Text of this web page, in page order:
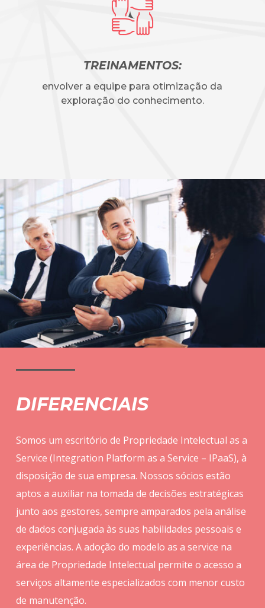
TREINAMENTOS:
envolver a equipe para otimização da
exploração do conhecimento.
DIFERENCIAIS
Somos um escritório de Propriedade Intelectual as a
Service (Integration Platform as a Service – IPaaS), à
disposição de sua empresa. Nossos sócios estão
aptos a auxiliar na tomada de decisões estratégicas
junto aos gestores, sempre amparados pela análise
de dados conjugada às suas habilidades pessoais e
experiências. A adoção do modelo as a service na
área de Propriedade Intelectual permite o acesso a
serviços altamente especializados com menor custo
de manutenção.